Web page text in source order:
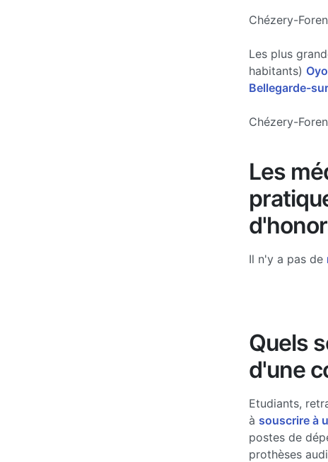
Chézery-
Les plus
habitants)
Bellegarde-
Chézery-
Les
Il n'y a pas de
Quels
d'une
Etudiants,
à souscrire à
postes de
prothèses